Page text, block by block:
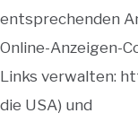
entsprechenden
Online-Anzeigen-
Links verwalten:
die USA) und